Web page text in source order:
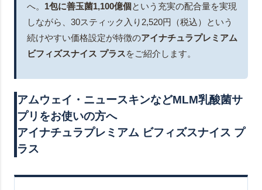
へ。 1包に善玉菌1,100億個という充実の配合量を実現
しながら、30スティック入り2,520円（税込）という
続けやすい価格設定が特徴のアイナチュラプレミアム
ビフィズスナイス プラスをご紹介します。
アムウェイ・ニュースキンなどMLM乳酸菌サ
プリをお使いの方へ
アイナチュラプレミアム ビフィズスナイス プ
ラス